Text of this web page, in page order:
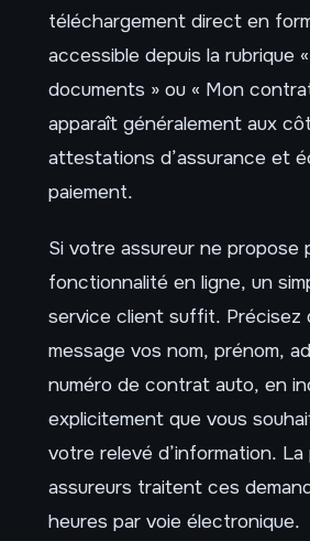
téléchargement direct en
accessible depuis la rubrique
documents » ou « Mon
apparaît généralement aux
attestations d’assurance et
paiement.
Si votre assureur ne propose
fonctionnalité en ligne, un
service client suffit. Précisez
message vos nom, prénom,
numéro de contrat auto, en
explicitement que vous
votre relevé d’information. La
assureurs traitent ces
heures par voie électronique.